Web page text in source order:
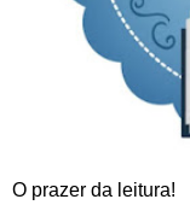
O prazer da leitura!